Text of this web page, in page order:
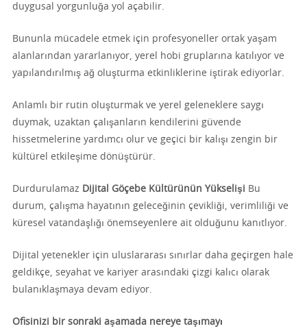
duygusal yorgunluğa yol açabilir.
Bununla mücadele etmek için profesyoneller ortak yaşam
alanlarından yararlanıyor, yerel hobi gruplarına katılıyor ve
yapılandırılmış ağ oluşturma etkinliklerine iştirak ediyorlar.
Anlamlı bir rutin oluşturmak ve yerel geleneklere saygı
duymak, uzaktan çalışanların kendilerini güvende
hissetmelerine yardımcı olur ve geçici bir kalışı zengin bir
kültürel etkileşime dönüştürür.
Durdurulamaz Dijital Göçebe Kültürünün Yükselişi Bu
durum, çalışma hayatının geleceğinin çevikliği, verimliliği ve
küresel vatandaşlığı önemseyenlere ait olduğunu kanıtlıyor.
Dijital yetenekler için uluslararası sınırlar daha geçirgen hale
geldikçe, seyahat ve kariyer arasındaki çizgi kalıcı olarak
bulanıklaşmaya devam ediyor.
Ofisinizi bir sonraki aşamada nereye taşımayı